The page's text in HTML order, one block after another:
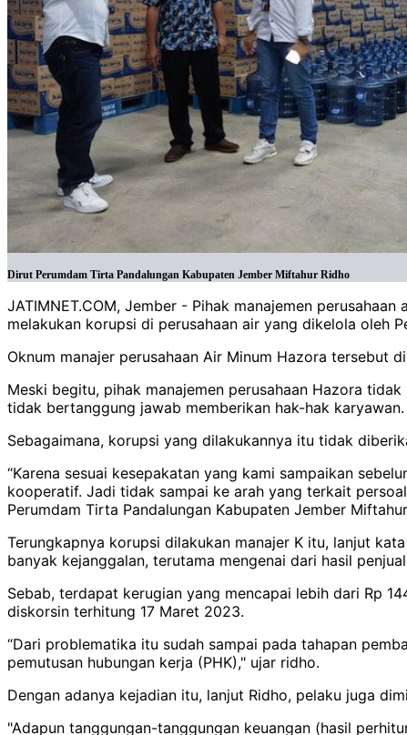
Dirut Perumdam Tirta Pandalungan Kabupaten Jember Miftahur Ridho
JATIMNET.COM, Jember - Pihak manajemen
melakukan korupsi di perusahaan air yang dikelola oleh
Oknum manajer perusahaan Air Minum Hazora tersebut
Meski begitu, pihak manajemen perusahaan Hazora
tidak bertanggung jawab memberikan hak-hak karyawan.
Sebagaimana, korupsi yang dilakukannya itu tidak
“Karena sesuai kesepakatan yang kami sampaikan
kooperatif. Jadi tidak sampai ke arah yang terkait
Perumdam Tirta Pandalungan Kabupaten Jember
Terungkapnya korupsi dilakukan manajer K itu, lanjut
banyak kejanggalan, terutama mengenai dari hasil
Sebab, terdapat kerugian yang mencapai lebih dari Rp
diskorsin terhitung 17 Maret 2023.
“Dari problematika itu sudah sampai pada tahapan
pemutusan hubungan kerja (PHK)," ujar ridho.
Dengan adanya kejadian itu, lanjut Ridho, pelaku juga
"Adapun tanggungan-tanggungan keuangan (hasil